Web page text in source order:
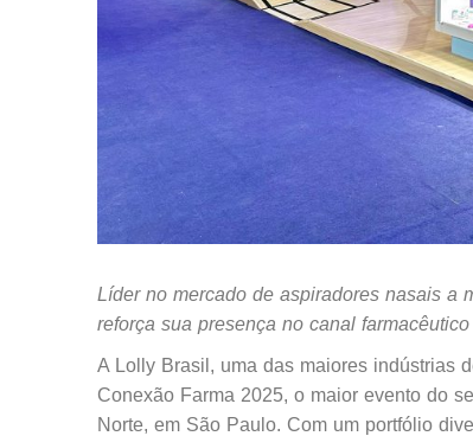
Líder no mercado de aspiradores nasais a
reforça sua presença no canal farmacêutico
A Lolly Brasil, uma das maiores indústrias
Conexão Farma 2025, o maior evento do
Norte, em São Paulo. Com um portfólio